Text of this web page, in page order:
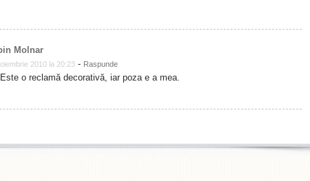
Molnar
2010 la 20:23 - Raspunde
o reclamă decorativă, iar poza e a mea.